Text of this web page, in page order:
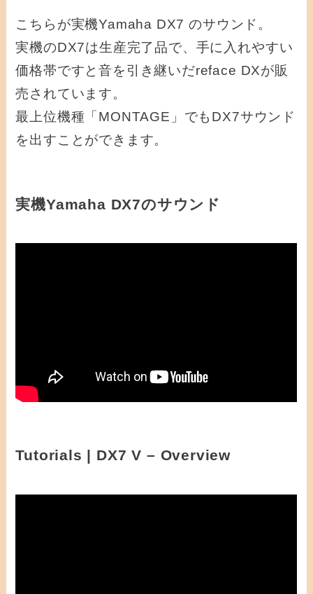
こちらが実機Yamaha DX7 のサウンド。
実機のDX7は生産完了品で、手に入れやすい
価格帯ですと音を引き継いだreface DXが販
売されています。
最上位機種「MONTAGE」でもDX7サウンド
を出すことができます。
実機Yamaha DX7のサウンド
Tutorials | DX7 V – Overview